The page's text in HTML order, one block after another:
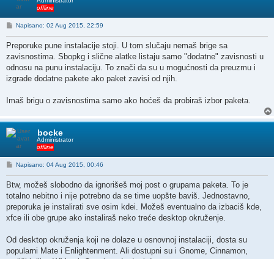
offline
P
t
Napisano: 02 Aug 2015, 22:59
Preporuke pune instalacije stoji. U tom slučaju nemaš brige sa
zavisnostima. Sbopkg i slične alatke listaju samo "dodatne" zavisnosti u
odnosu na punu instalaciju. To znači da su u mogućnosti da preuzmu i
izgrade dodatne pakete ako paket zavisi od njih.
Imaš brigu o zavisnostima samo ako hoćeš da probiraš izbor paketa.
bocke
Administrator
offline
P
t
Napisano: 04 Aug 2015, 00:46
Btw, možeš slobodno da ignorišeš moj post o grupama paketa. To je
totalno nebitno i nije potrebno da se time uopšte baviš. Jednostavno,
preporuka je instalirati sve osim kdei. Možeš eventualno da izbaciš kde,
xfce ili obe grupe ako instaliraš neko treće desktop okruženje.
Od desktop okruženja koji ne dolaze u osnovnoj instalaciji, dosta su
popularni Mate i Enlightenment. Ali dostupni su i Gnome, Cinnamon,